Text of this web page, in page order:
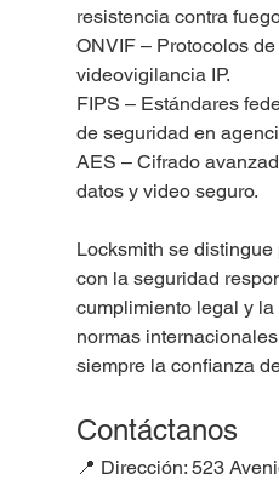
resistencia contra
ONVIF – Protocolos
videovigilancia IP.
FIPS – Estándares
de seguridad en
AES – Cifrado
datos y video seguro.
Locksmith se
con la seguridad
cumplimiento legal y
normas
siempre la confianza
Contáctanos
📍 Dirección: 523